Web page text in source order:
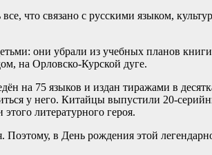
что связано с русскими языком,
они убрали из учебных планов
на Орловско-Курской дуге.
на 75 языков и издан тиражами в
у него. Китайцы выпустили 20-
литературного героя.
Поэтому, в День рождения этой